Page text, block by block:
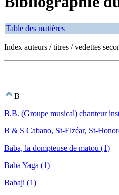
Table des matières
Index auteurs / titres / vedettes
B
B.B. (Groupe musical) chanteur
B & S Cabano, St-Elzéar, St-
Baba, la dompteuse de matou (1)
Baba Yaga (1)
Babaji (1)